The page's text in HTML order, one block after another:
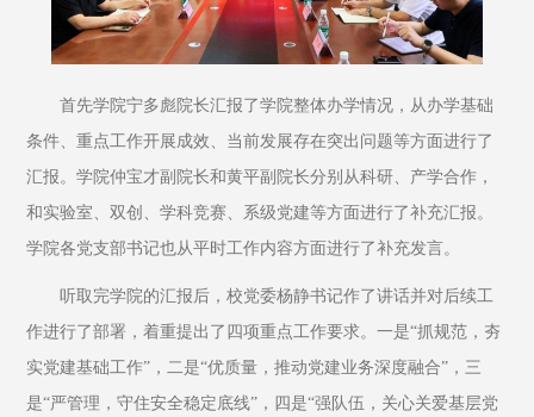
首先学院宁多彪院长汇报了学院整体办学情况，从办学基础
条件、重点工作开展成效、当前发展存在突出问题等方面进行了
汇报。学院仲宝才副院长和黄平副院长分别从科研、产学合作，
和实验室、双创、学科竞赛、系级党建等方面进行了补充汇报。
学院各党支部书记也从平时工作内容方面进行了补充发言。
听取完学院的汇报后，校党委杨静书记作了讲话并对后续工
作进行了部署，着重提出了四项重点工作要求。一是“抓规范，夯
实党建基础工作”，二是“优质量，推动党建业务深度融合”，三
是“严管理，守住安全稳定底线”，四是“强队伍，关心关爱基层党